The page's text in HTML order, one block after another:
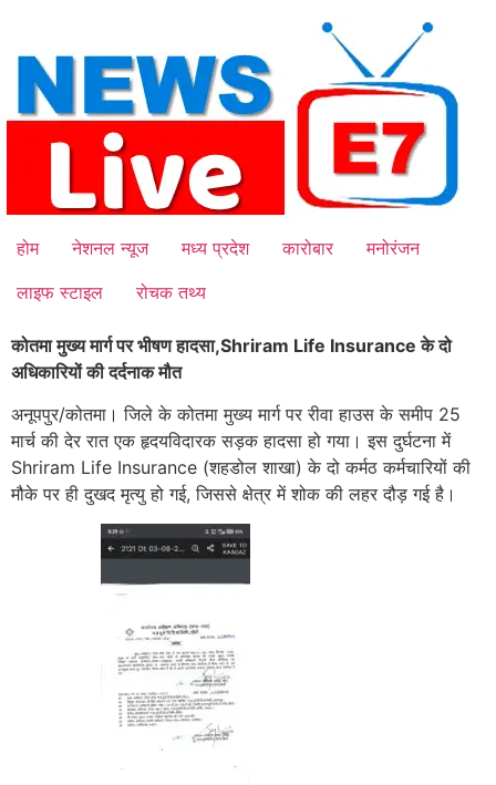
content
होम नेशनल न्यूज मध्य प्रदेश कारोबार
मनोरंजन
लाइफ स्टाइल
रोचक तथ्य
कोतमा मुख्य मार्ग पर भीषण हादसा,Shriram Life Insurance के दो
अधिकारियों की दर्दनाक मौत
अनूपपुर/कोतमा। जिले के कोतमा मुख्य मार्ग पर रीवा हाउस के समीप 25
मार्च की देर रात एक हृदयविदारक सड़क हादसा हो गया। इस दुर्घटना में
Shriram Life Insurance (शहडोल शाखा) के दो कर्मठ कर्मचारियों की
मौके पर ही दुखद मृत्यु हो गई, जिससे क्षेत्र में शोक की लहर दौड़ गई है।